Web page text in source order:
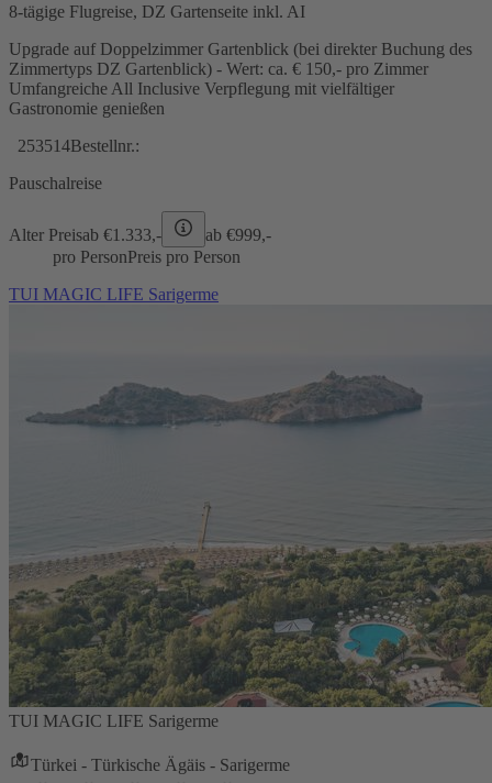
8-tägige Flugreise, DZ Gartenseite inkl. AI
Upgrade auf Doppelzimmer Gartenblick (bei direkter Buchung des
Zimmertyps DZ Gartenblick) - Wert: ca. € 150,- pro Zimmer
Umfangreiche All Inclusive Verpflegung mit vielfältiger
Gastronomie genießen
253514Bestellnr.:
Pauschalreise
Alter Preisab €1.333,- ab €999,-
pro PersonPreis pro Person
TUI MAGIC LIFE Sarigerme
TUI MAGIC LIFE Sarigerme
Türkei - Türkische Ägäis - Sarigerme